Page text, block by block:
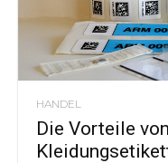
HANDEL
Die Vorteile